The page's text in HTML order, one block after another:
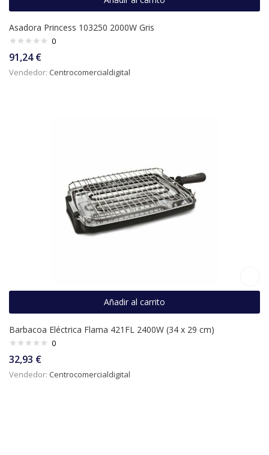
Asadora Princess 103250 2000W Gris
0
91,24€
Vendedor: Centrocomercialdigital
Añadir al carrito
Barbacoa Eléctrica Flama 421FL 2400W (34 x 29 cm)
0
32,93 €
Vendedor: Centrocomercialdigital